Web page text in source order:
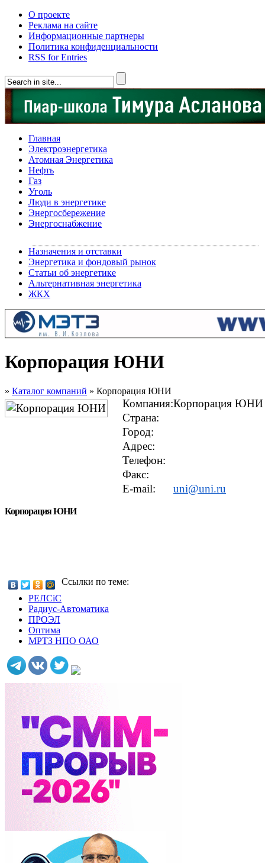
О проекте
Реклама на сайте
Информационные партнеры
Политика конфиденциальности
RSS for Entries
Главная
Электроэнергетика
Атомная Энергетика
Нефть
Газ
Уголь
Люди в энергетике
Энергосбережение
Энергоснабжение
Назначения и отставки
Энергетика и фондовый рынок
Статьи об энергетике
Альтернативная энергетика
ЖКХ
Корпорация ЮНИ
» Каталог компаний » Корпорация ЮНИ
Компания:Корпорация ЮНИ
Страна:
Город:
Адрес:
Телефон:
Факс:
E-mail:
uni@uni.ru
Корпорация ЮНИ
Ссылки по теме:
РЕЛСiС
Радиус-Автоматика
ПРОЭЛ
Оптима
МРТЗ НПО ОАО